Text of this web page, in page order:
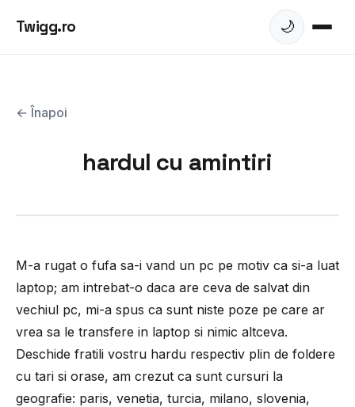
Twigg.ro 🌙
← Înapoi
hardul cu amintiri
M-a rugat o fufa sa-i vand un pc pe motiv ca si-a luat
laptop; am intrebat-o daca are ceva de salvat din
vechiul pc, mi-a spus ca sunt niste poze pe care ar
vrea sa le transfere in laptop si nimic altceva.
Deschide fratili vostru hardu respectiv plin de foldere
cu tari si orase, am crezut ca sunt cursuri la
geografie: paris, venetia, turcia, milano, slovenia,